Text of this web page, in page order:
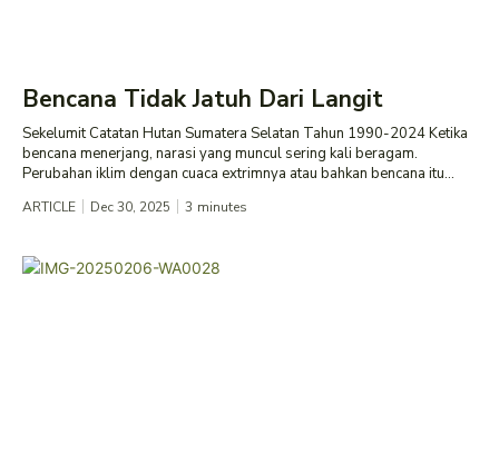
Bencana Tidak Jatuh Dari Langit
Sekelumit Catatan Hutan Sumatera Selatan Tahun 1990-2024 Ketika
bencana menerjang, narasi yang muncul sering kali beragam.
Perubahan iklim dengan cuaca extrimnya atau bahkan bencana itu...
ARTICLE Dec 30, 2025 3 minutes